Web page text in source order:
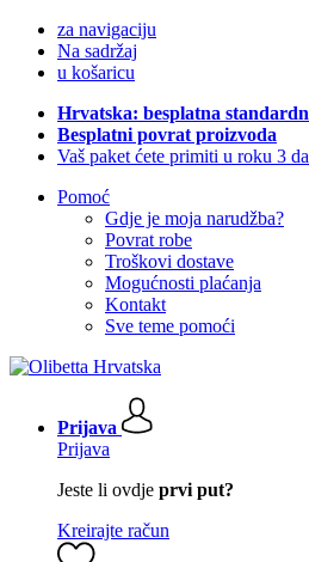
za navigaciju
Na sadržaj
u košaricu
Hrvatska: besplatna
Besplatni povrat proizvoda
Vaš paket ćete primiti u roku 3
Pomoć
Gdje je moja narudžba?
Povrat robe
Troškovi dostave
Mogućnosti plaćanja
Kontakt
Sve teme pomoći
Prijava
Prijava
Jeste li ovdje prvi put?
Kreirajte račun